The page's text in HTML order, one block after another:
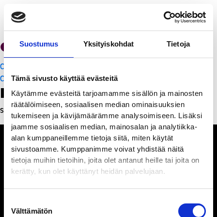
Suostumus Yksityiskohdat Tietoja
Tämä sivusto käyttää evästeitä
Käytämme evästeitä tarjoamamme sisällön ja mainosten
räätälöimiseen, sosiaalisen median ominaisuuksien
tukemiseen ja kävijämäärämme analysoimiseen. Lisäksi
jaamme sosiaalisen median, mainosalan ja analytiikka-
alan kumppaneillemme tietoja siitä, miten käytät
sivustoamme. Kumppanimme voivat yhdistää näitä
tietoja muihin tietoihin, joita olet antanut heille tai joita on
kerätty, kun olet käyttänyt heidän palvelujaan.
valinta
Välttämätön
Cafe Solo
Artikkelien
selaus
Cafe Solo
Cafe Solo
Leave a Reply
Sinun täytyy kirjautua sisään